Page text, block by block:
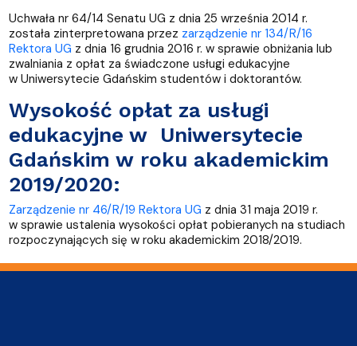
Uchwała nr 64/14 Senatu UG z dnia 25 września 2014 r.
została zinterpretowana przez zarządzenie nr 134/R/16
Rektora UG z dnia 16 grudnia 2016 r. w sprawie obniżania lub
zwalniania z opłat za świadczone usługi edukacyjne
w Uniwersytecie Gdańskim studentów i doktorantów.
Wysokość opłat za usługi
edukacyjne w Uniwersytecie
Gdańskim w roku akademickim
2019/2020:
Zarządzenie nr 46/R/19 Rektora UG z dnia 31 maja 2019 r.
w sprawie ustalenia wysokości opłat pobieranych na studiach
rozpoczynających się w roku akademickim 2018/2019.